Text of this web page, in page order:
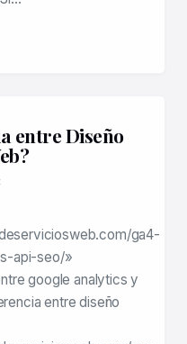
entre Diseño
ga4-
api-seo/»
google analytics y
entre diseño